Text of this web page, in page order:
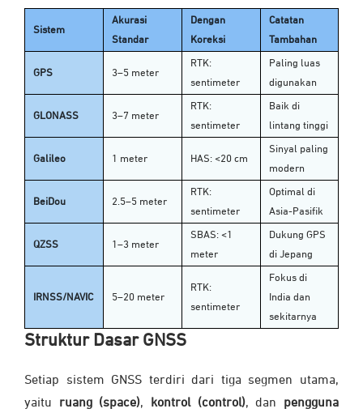
Sistem
Akurasi
Standar
Dengan
Koreksi
Catatan
Tambahan
GPS 3–5 meter
RTK:
sentimeter
Paling luas
digunakan
GLONASS 3–7 meter
RTK:
sentimeter
Baik di
lintang tinggi
Galileo 1 meter HAS: <20 cm
Sinyal paling
modern
BeiDou 2.5–5 meter
RTK:
sentimeter
Optimal di
Asia-Pasifik
QZSS 1–3 meter
SBAS: <1
meter
Dukung GPS
di Jepang
IRNSS/NAVIC 5–20 meter
RTK:
sentimeter
Fokus di
India dan
sekitarnya
Struktur Dasar GNSS
Setiap sistem GNSS terdiri dari tiga segmen utama,
yaitu ruang (space), kontrol (control), dan pengguna